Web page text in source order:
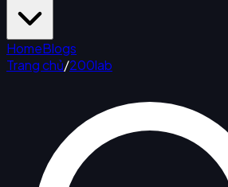
HomeBlogs
Trang chủ/200lab